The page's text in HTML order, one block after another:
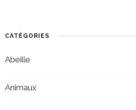
CATÉGORIES
Abeille
Animaux